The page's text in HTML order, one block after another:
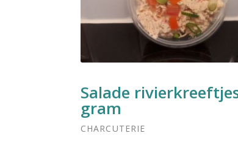
Salade
gram
CHARCUTERIE